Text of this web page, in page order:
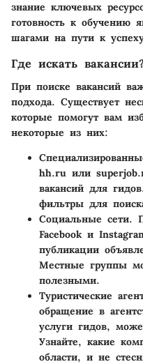
знание ключевых
готовность к обучению
шагами на пути к
Где искать
При поиске вакансий
подхода. Существует
которые помогут вам
некоторые из них:
hh.ru или
вакансий для
фильтры для
Социальные сети.
Facebook и
публикации
Местные группы
полезными.
Туристические
обращение в
услуги гидов,
Узнайте, какие
области, и не